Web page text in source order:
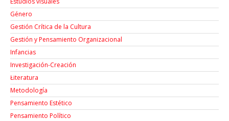
Género
Gestión Crítica de la Cultura
Gestión y Pensamiento Organizacional
Infancias
Investigación-Creación
Łiteratura
Metodología
Pensamiento Estético
Pensamiento Político